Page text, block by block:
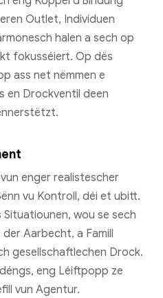
Outlet, Individuen
halen a sech op
fokusséiert. Op dës
ass net nëmmen e
en Drockventil deen
enger realistescher
vu Kontroll, déi et ubitt.
wou se sech
Aarbecht, a Famill
gesellschaftlechen Drock.
eng Léiftpopp ze
vun Agentur.